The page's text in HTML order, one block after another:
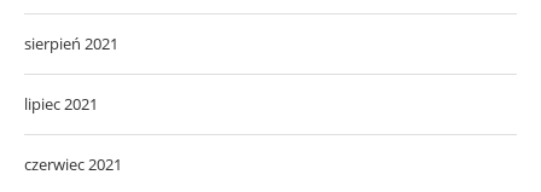
sierpień 2021
lipiec 2021
czerwiec 2021